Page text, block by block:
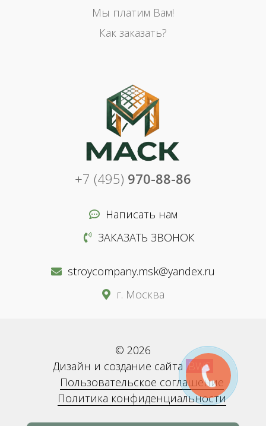
Мы платим Вам!
Как заказать?
+7 (495) 970-88-86
Написать нам
ЗАКАЗАТЬ ЗВОНОК
stroycompany.msk@yandex.ru
г. Москва
© 2026
Дизайн и создание сайта BWS
Пользовательское соглашение
Политика конфиденциальности